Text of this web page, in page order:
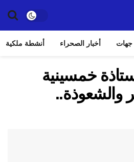
جهات أخبار الصحراء أنشطة ملكية
خمسينية
والشعوذة..